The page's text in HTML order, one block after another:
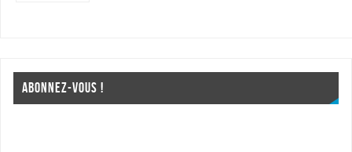
ABONNEZ-VOUS !